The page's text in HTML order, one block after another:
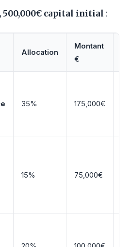
500,000€ capital initial :
Allocation
Montant
€
35% 175,000€
15% 75,000€